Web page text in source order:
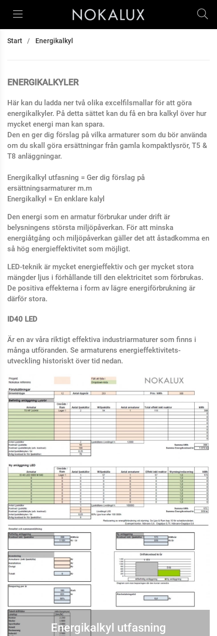
Start Energikalkyl
ENERGIKALKYLER
Här kan du ladda ner två olika excelfilsmallar för att göra
energikalkyler. På detta sättet kan du få en bra kalkyl över hur
mycket energi man kan spara.
Den en ger dig förslag på vilka armaturer som du bör använda
om du skall göra ersättningar från gamla kompaktlysrör, T5 &
T8 anläggningar.
Energikalkyl utfasning = Ger dig förslag på
ersättningsarmaturer m.m
Energikalkyl = En enklare kalyl
Den energi som en armatur förbrukar under drift är
belysningens största miljöpåverkan. För att minska
energiåtgång och miljöpåverkan gäller det att åstadkomma en
så hög energieffektivitet som möjligt.
LED-teknik är mycket energieffektiv och ger mycket stora
mängder ljus i förhållande till den elektricitet som förbrukas.
De positiva effekterna i form av lägre energiförbrukning är
därför stora.
ID40 LED
Är en av våra riktigt effektiva industriarmaturer som finns i
många utföranden. Se armaturens energieffektivitets-
utveckling historiskt över tid nedan.
Energikalkyl utfasning